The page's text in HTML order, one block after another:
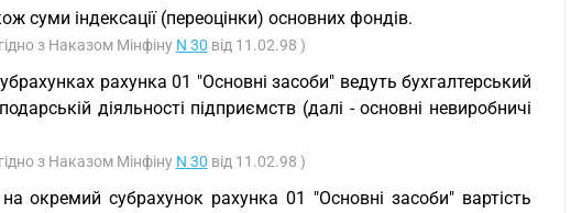
суми індексації (переоцінки) основних фондів.
з Наказом Мінфіну N 30 від 11.02.98 )
рахунка 01 "Основні засоби" ведуть бухгалтерський
діяльності підприємств (далі - основні невиробничі
з Наказом Мінфіну N 30 від 11.02.98 )
окремий субрахунок рахунка 01 "Основні засоби" вартість